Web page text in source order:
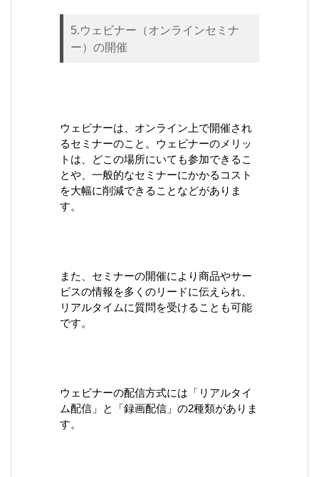
5.ウェビナー（オンラインセミナ
ー）の開催
ウェビナーは、オンライン上で開催され
るセミナーのこと。ウェビナーのメリッ
トは、どこの場所にいても参加できるこ
とや、一般的なセミナーにかかるコスト
を大幅に削減できることなどがありま
す。
また、セミナーの開催により商品やサー
ビスの情報を多くのリードに伝えられ、
リアルタイムに質問を受けることも可能
です。
ウェビナーの配信方式には「リアルタイ
ム配信」と「録画配信」の2種類がありま
す。